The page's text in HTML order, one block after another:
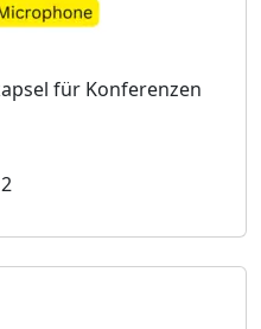
für Konferenzen